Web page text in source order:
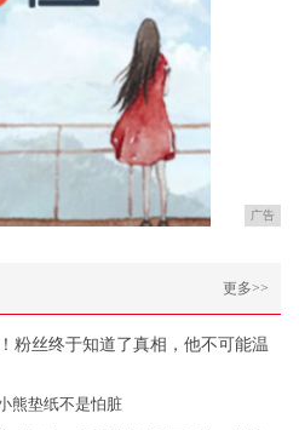
广告
更多>>
熊垫纸不是怕脏